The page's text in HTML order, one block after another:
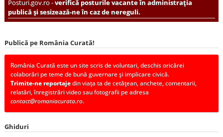
Posturi.gov.ro -verifică posturile vacante în administrația
publică și sesizează-ne în caz de nereguli.
Publică pe România Curată!
România Curată este un site scris de voluntari, deschis oricărei
colaborări pe teme de bună guvernare și implicare civică.
Trimite-ne reportajedin viața ta de cetățean, anchete, comentarii,
relatări, înregistrări video sau fotografii pe adresa
contact@romaniacurata.ro.
Ghiduri